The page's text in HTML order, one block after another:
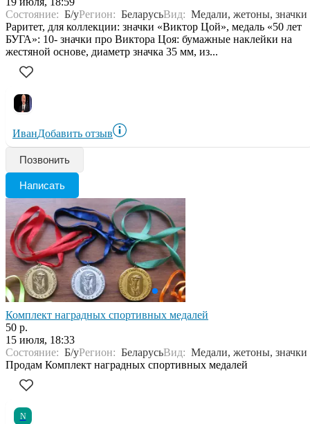
Состояние: Б/уРегион: БеларусьВид: Медали, жетоны, значки
Раритет, для коллекции: значки «Виктор Цой», медаль «50 лет
БУГА»: 10- значки про Виктора Цоя: бумажные наклейки на
жестяной основе, диаметр значка 35 мм, из...
ИванДобавить отзыв
Позвонить
Написать
Комплект наградных спортивных медалей
50 р.
15 июля, 18:33
Состояние: Б/уРегион: БеларусьВид: Медали, жетоны, значки
Продам Комплект наградных спортивных медалей
N